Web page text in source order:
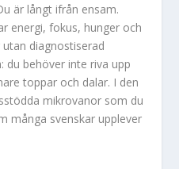
är långt ifrån ensam.
energi, fokus, hunger och
diagnostiserad
du behöver inte riva upp
toppar och dalar. I den
mikrovanor som du
många svenskar upplever